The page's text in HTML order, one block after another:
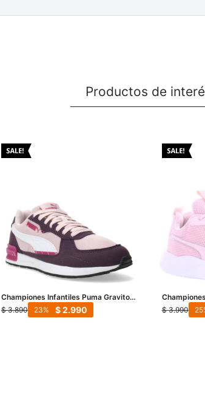
Productos de
Championes Infantiles Puma Graviton
- Rosado - Violeta - Fucsia
$ 3.890 $2.990
23
Smooth -
$ 3.990 25